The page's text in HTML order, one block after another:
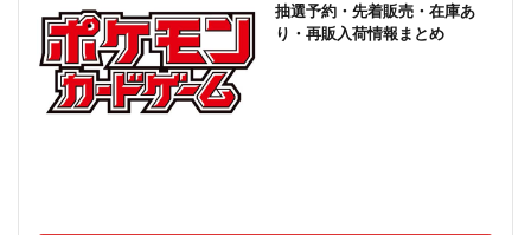
抽選予約・先着販売・在庫あ
り・再販入荷情報まとめ